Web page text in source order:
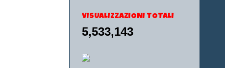
VISUALIZZAZIONI TOTALI
5,533,143